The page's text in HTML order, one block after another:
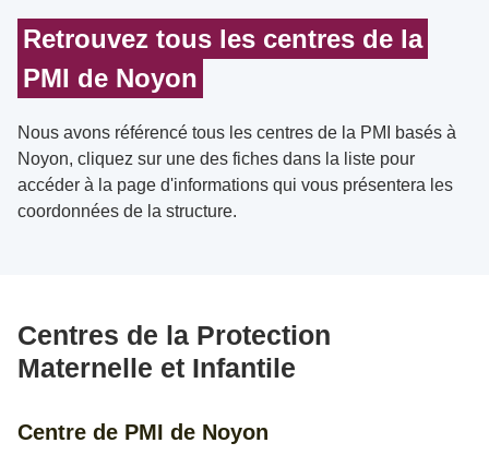
Retrouvez tous les centres de la
PMI de Noyon
Nous avons référencé tous les centres de la PMI basés à
Noyon, cliquez sur une des fiches dans la liste pour
accéder à la page d'informations qui vous présentera les
coordonnées de la structure.
Centres de la Protection
Maternelle et Infantile
Centre de PMI de Noyon